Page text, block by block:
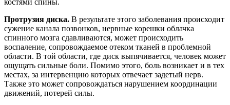
Протрузия диска. В результате этого заболевания происходит
сужение канала позвонков, нервные корешки облачка
спинного мозга сдавливаются, может происходить
воспаление, сопровождаемое отеком тканей в проблемной
области. В той области, где диск выпячивается, человек может
ощущать сильные боли. Помимо этого, боль возникает и в тех
местах, за интервенцию которых отвечает задетый нерв.
Также это может сопровождаться нарушением координации
движений, потерей силы.